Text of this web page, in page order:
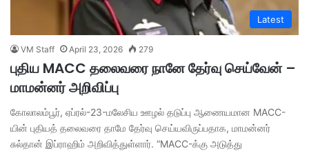
Latest
VM Staff April 23, 2026 279
புதிய MACC தலைவரை நானே தேர்வு செய்வேன் –
மாமன்னர் அறிவிப்பு
கோலாலம்பூர், ஏப்ரல்-23-மலேசிய ஊழல் தடுப்பு ஆணையமான MACC-
யின் புதியத் தலைவரை தாமே தேர்வு செய்யவிருப்பதாக, மாமன்னர்
சுல்தான் இப்ராஹிம் அறிவித்துள்ளார். “MACC-க்கு அடுத்து